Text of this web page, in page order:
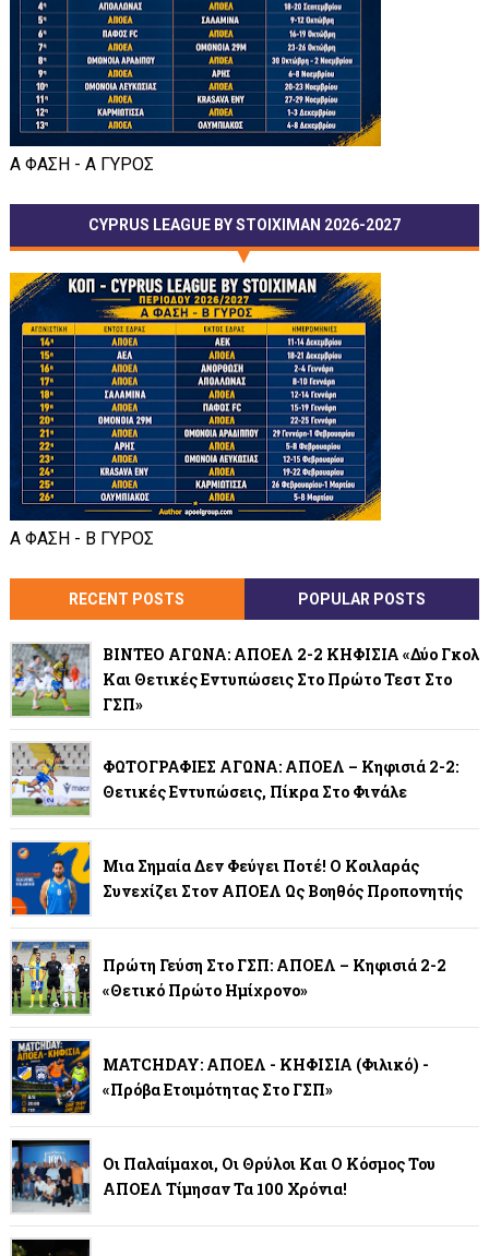
Α ΦΑΣΗ - Α ΓΥΡΟΣ
CYPRUS LEAGUE BY STOIXIMAN 2026-2027
Α ΦΑΣΗ - Β ΓΥΡΟΣ
RECENT POSTS POPULAR POSTS
ΒΙΝΤΕΟ ΑΓΩΝΑ: ΑΠΟΕΛ 2-2 ΚΗΦΙΣΙΑ «Δύο Γκολ
Και Θετικές Εντυπώσεις Στο Πρώτο Τεστ Στο
ΓΣΠ»
ΦΩΤΟΓΡΑΦΙΕΣ ΑΓΩΝΑ: ΑΠΟΕΛ – Κηφισιά 2-2:
Θετικές Εντυπώσεις, Πίκρα Στο Φινάλε
Μια Σημαία Δεν Φεύγει Ποτέ! Ο Κοιλαράς
Συνεχίζει Στον ΑΠΟΕΛ Ως Βοηθός Προπονητής
Πρώτη Γεύση Στο ΓΣΠ: ΑΠΟΕΛ – Κηφισιά 2-2
«Θετικό Πρώτο Ημίχρονο»
MATCHDAY: ΑΠΟΕΛ - ΚΗΦΙΣΙΑ (φιλικό) -
«Πρόβα Ετοιμότητας Στο ΓΣΠ»
Οι Παλαίμαχοι, Οι Θρύλοι Και Ο Κόσμος Του
ΑΠΟΕΛ Τίμησαν Τα 100 Χρόνια!